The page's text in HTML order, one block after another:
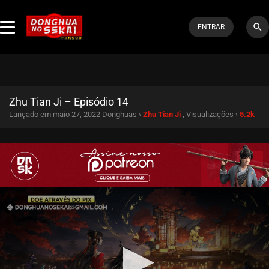
ENTRAR search
Zhu Tian Ji – Episódio 14
Lançado em maio 27, 2022 Donghuas › Zhu Tian Ji , Visualizações › 5.2k